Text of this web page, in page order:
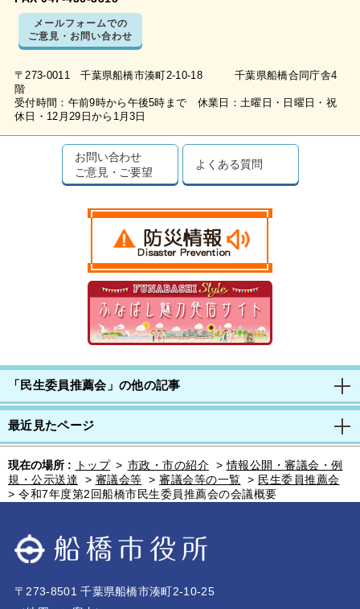
メールフォームでの
ご意見・お問い合わせ
〒273-0011 千葉県船橋市湊町2-10-18 千葉県船橋合同庁舎4
階
受付時間：午前9時から午後5時まで 休業日：土曜日・日曜日・祝
休日・12月29日から1月3日
お問い合わせ
ご意見・ご要望
よくある質問
「民生委員推薦会」の他の記事
最近見たページ
現在の場所 : トップ > 市政・市の紹介 >情報公開・審議会・例
規・公示送達
> 審議会等 > 審議会等の一覧 > 民生委員推薦会
> 令和7年度第2回船橋市民生委員推薦会の会議概要
〒273-8501 千葉県船橋市湊町2-10-25